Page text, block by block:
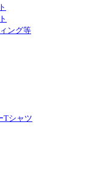
ング等
Tシャツ